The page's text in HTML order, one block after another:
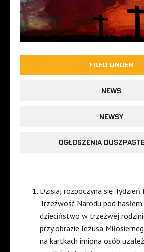
FILED UNDER
NEWS
NEWSY
OGŁOSZENIA
Dzisiaj rozpoczyna się
Trzeźwość Narodu pod hasłem
dzieciństwo w trzeźwej
przy obrazie Jezusa
na kartkach imiona osób